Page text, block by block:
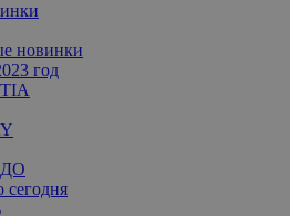
новинки
год